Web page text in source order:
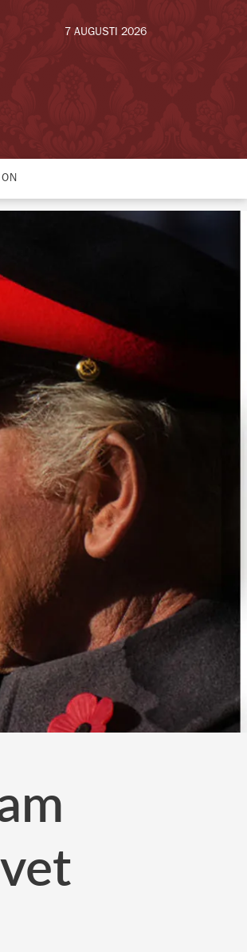
7 AUGUSTI 2026